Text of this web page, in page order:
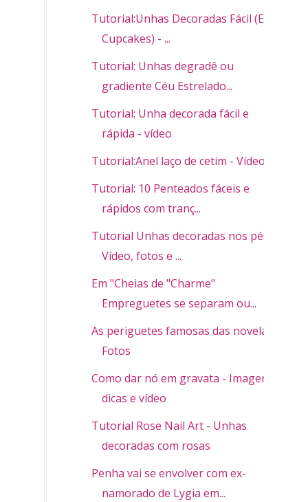
Tutorial:Unhas Decoradas Fácil (Easy
Cupcakes) - ...
Tutorial: Unhas degradê ou
gradiente Céu Estrelado...
Tutorial: Unha decorada fácil e
rápida - vídeo
Tutorial:Anel laço de cetim - Vídeo
Tutorial: 10 Penteados fáceis e
rápidos com tranç...
Tutorial Unhas decoradas nos pés -
Vídeo, fotos e ...
Em "Cheias de "Charme"
Empreguetes se separam ou...
As periguetes famosas das novelas -
Fotos
Como dar nó em gravata - Imagens,
dicas e vídeo
Tutorial Rose Nail Art - Unhas
decoradas com rosas
Penha vai se envolver com ex-
namorado de Lygia em...